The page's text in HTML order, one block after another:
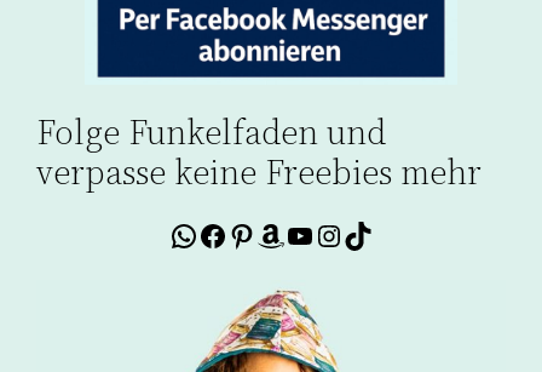
Folge Funkelfaden und
verpasse keine Freebies mehr
WhatsApp
Facebook
Pinterest
Amazon
YouTube
Instagram
TikTok